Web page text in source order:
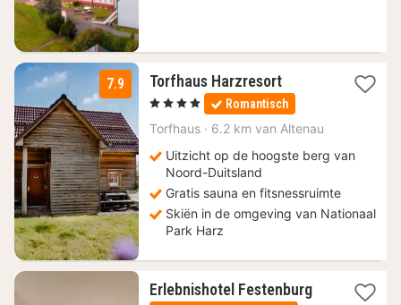
7.9 Torfhaus Harzresort1
nacht
vanaf
175
, 4 Sterren Romantisch
Torfhaus · 6.2 km van Altenau
Uitzicht op de hoogste berg van
Noord-Duitsland
Gratis sauna en fitsnessruimte
Skiën in de omgeving van Nationaal
Park Harz
Erlebnishotel Festenburg2